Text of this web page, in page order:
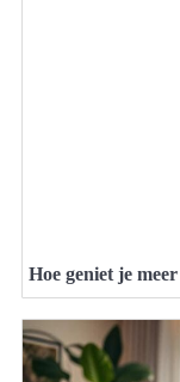
Hoe geniet je